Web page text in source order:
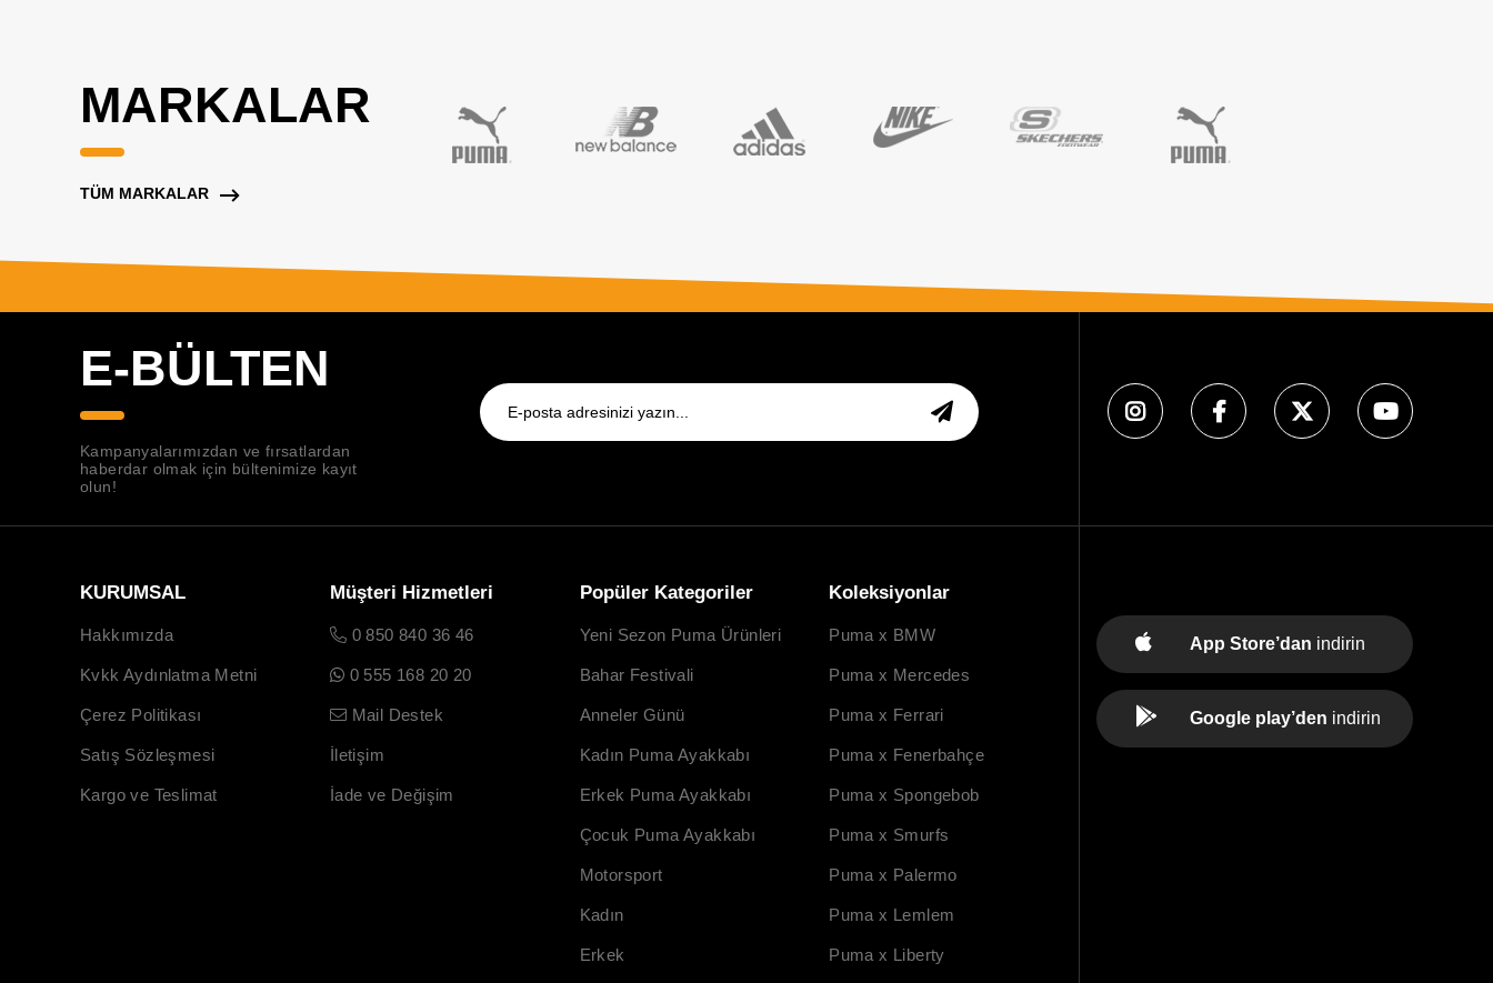
MARKALAR
TÜM MARKALAR
E-BÜLTEN
Kampanyalarımızdan ve fırsatlardan
haberdar olmak için bültenimize kayıt
olun!
KURUMSAL
Hakkımızda
Kvkk Aydınlatma Metni
Çerez Politikası
Satış Sözleşmesi
Kargo ve Teslimat
Müşteri Hizmetleri
0 850 840 36 46
0 555 168 20 20
Mail Destek
İletişim
İade ve Değişim
Popüler Kategoriler
Yeni Sezon Puma Ürünleri
Bahar Festivali
Anneler Günü
Kadın Puma Ayakkabı
Erkek Puma Ayakkabı
Çocuk Puma Ayakkabı
Motorsport
Kadın
Erkek
Koleksiyonlar
Puma x BMW
Puma x Mercedes
Puma x Ferrari
Puma x Fenerbahçe
Puma x Spongebob
Puma x Smurfs
Puma x Palermo
Puma x Lemlem
Puma x Liberty
App Store’dan indirin
Google play’den indirin